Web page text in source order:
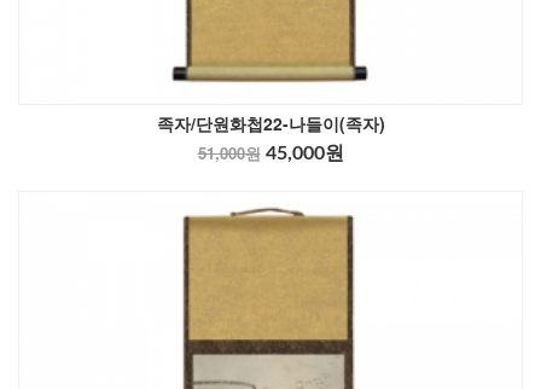
족자/단원화첩22-나들이(족자)
51,000원 45,000원